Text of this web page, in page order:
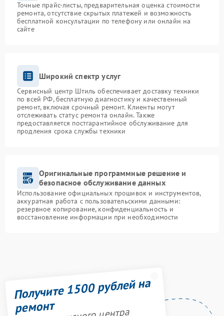
Точные прайс-листы, предварительная оценка стоимости
ремонта, отсутствие скрытых платежей и возможность
бесплатной консультации по телефону или онлайн на
сайте
Широкий спектр услуг
Сервисный центр Штиль обеспечивает доставку техники
по всей РФ, бесплатную диагностику и качественный
ремонт, включая срочный ремонт. Клиенты могут
отслеживать статус ремонта онлайн. Также
предоставляется постгарантийное обслуживание для
продления срока службы техники
Оригинальные программные решение и
безопасное обслуживание данных
Использование официальных прошивок и инструментов,
аккуратная работа с пользовательскими данными:
резервное копирование, конфиденциальность и
восстановление информации при необходимости
Получите 1500 рублей на
ремонт